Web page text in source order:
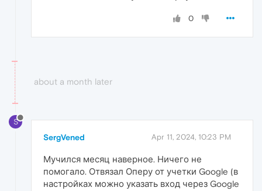
0
about a month later
S
SergVened Apr 11, 2024, 10:23 PM
Мучился месяц наверное. Ничего не
помогало. Отвязал Оперу от учетки Google (в
настройках можно указать вход через Google